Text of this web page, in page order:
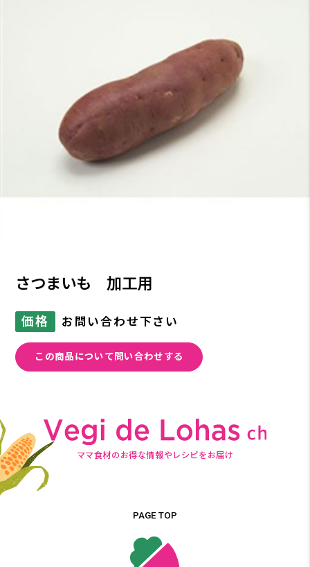
さつまいも 加工用
価格 お問い合わせ下さい
この商品について問い合わせする
ママ食材のお得な情報やレシピをお届け
PAGE TOP